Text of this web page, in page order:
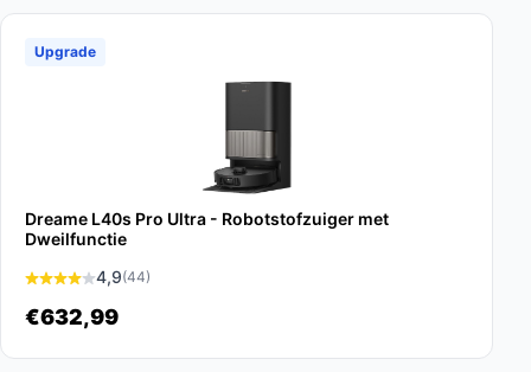
Upgrade
Dreame L40s Pro Ultra - Robotstofzuiger met
Dweilfunctie
4,9(44)
€632,99